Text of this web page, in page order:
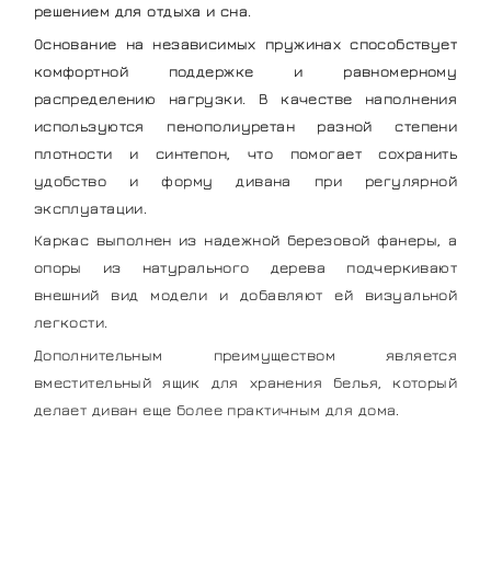
решением для отдыха и сна.
Основание на независимых пружинах способствует
комфортной поддержке и равномерному
распределению нагрузки. В качестве наполнения
используются пенополиуретан разной степени
плотности и синтепон, что помогает сохранить
удобство и форму дивана при регулярной
эксплуатации.
Каркас выполнен из надежной березовой фанеры, а
опоры из натурального дерева подчеркивают
внешний вид модели и добавляют ей визуальной
легкости.
Дополнительным преимуществом является
вместительный ящик для хранения белья, который
делает диван еще более практичным для дома.